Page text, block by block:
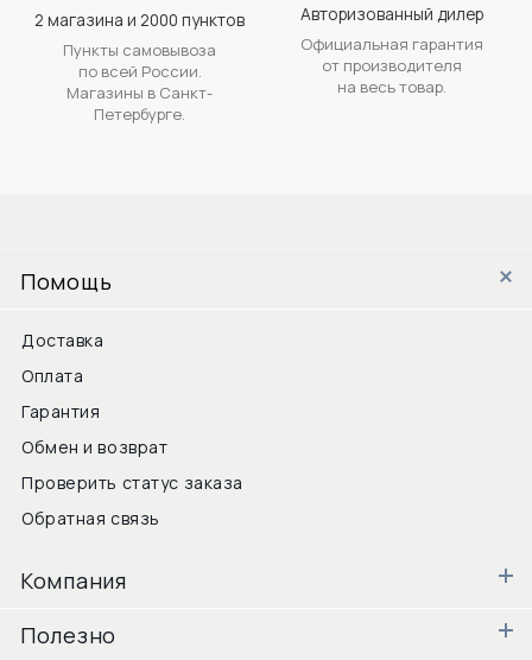
2 магазина и 2000 пунктов
Пункты самовывоза
по всей России.
Магазины в Санкт-
Петербурге.
Авторизованный дилер
Официальная гарантия
от производителя
на весь товар.
Помощь
Доставка
Оплата
Гарантия
Обмен и возврат
Проверить статус заказа
Обратная связь
Компания
Полезно